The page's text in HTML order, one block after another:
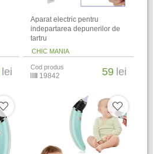
lei
Aparat electric pentru
indepartarea depunerilor de
tartru
CHIC MANIA
Cod produs
19842 59 lei